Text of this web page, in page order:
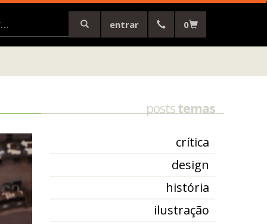
entrar 0
poststemas
crítica
design
história
ilustração